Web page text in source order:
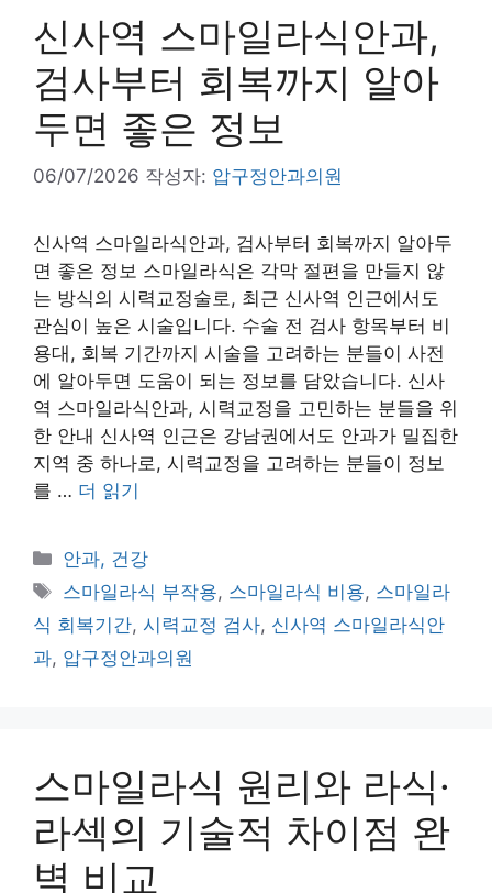
신사역 스마일라식안과,
검사부터 회복까지 알아
두면 좋은 정보
06/07/2026 작성자: 압구정안과의원
신사역 스마일라식안과, 검사부터 회복까지 알아두
면 좋은 정보 스마일라식은 각막 절편을 만들지 않
는 방식의 시력교정술로, 최근 신사역 인근에서도
관심이 높은 시술입니다. 수술 전 검사 항목부터 비
용대, 회복 기간까지 시술을 고려하는 분들이 사전
에 알아두면 도움이 되는 정보를 담았습니다. 신사
역 스마일라식안과, 시력교정을 고민하는 분들을 위
한 안내 신사역 인근은 강남권에서도 안과가 밀집한
지역 중 하나로, 시력교정을 고려하는 분들이 정보
를 … 더 읽기
카
테
리
안과, 건강
태
그
스마일라식 부작용, 스마일라식 비용, 스마일라
식 회복기간, 시력교정 검사, 신사역 스마일라식안
과, 압구정안과의원
스마일라식 원리와 라식·
라섹의 기술적 차이점 완
벽 비교